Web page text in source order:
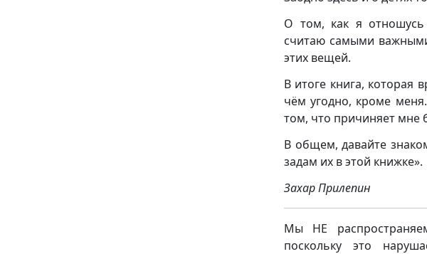
О том, как я
считаю самыми
этих вещей.
В итоге книга,
чём угодно, кроме
том, что причиняет мне
В общем, давайте
задам их в этой книжке».
Захар Прилепин
Мы НЕ
поскольку это